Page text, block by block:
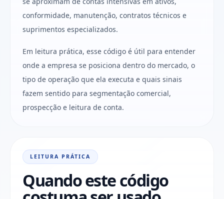
conformidade, manutenção, contratos técnicos e
suprimentos especializados.
Em leitura prática, esse código é útil para entender
onde a empresa se posiciona dentro do mercado, o
tipo de operação que ela executa e quais sinais
fazem sentido para segmentação comercial,
prospecção e leitura de conta.
LEITURA PRÁTICA
Quando este código